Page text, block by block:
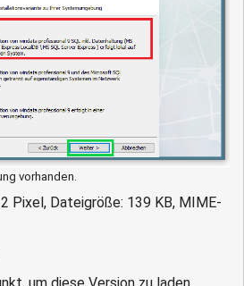
vorhanden.
Pixel, Dateigröße: 139 KB, MIME-